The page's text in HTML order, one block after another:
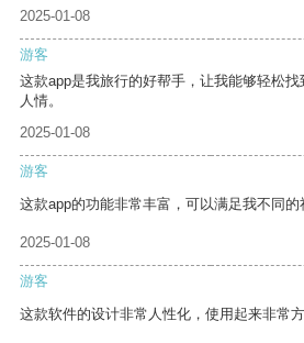
2025-01-08
游客
这款app是我旅行的好帮手，让我能够轻松
人情。
2025-01-08
游客
这款app的功能非常丰富，可以满足我不同的
2025-01-08
游客
这款软件的设计非常人性化，使用起来非常方